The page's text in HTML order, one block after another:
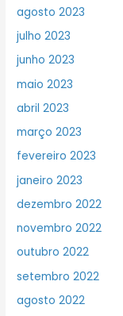
agosto 2023
julho 2023
junho 2023
maio 2023
abril 2023
março 2023
fevereiro 2023
janeiro 2023
dezembro 2022
novembro 2022
outubro 2022
setembro 2022
agosto 2022